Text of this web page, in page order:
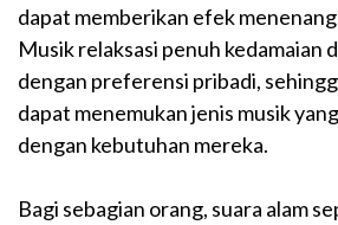
dapat memberikan efek
Musik relaksasi penuh kedamaian
dengan preferensi pribadi,
dapat menemukan jenis musik
dengan kebutuhan mereka.
Bagi sebagian orang, suara alam